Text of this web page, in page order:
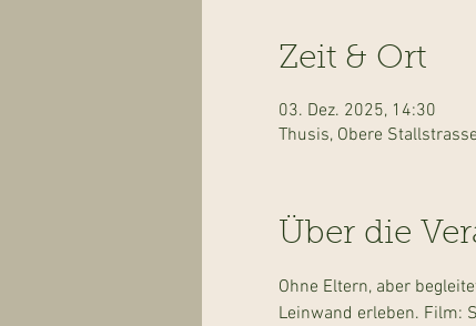
Zeit & Ort
03. Dez. 2025, 14:30
Thusis, Obere
Über die
Ohne Eltern, aber
Leinwand erleben. Film: